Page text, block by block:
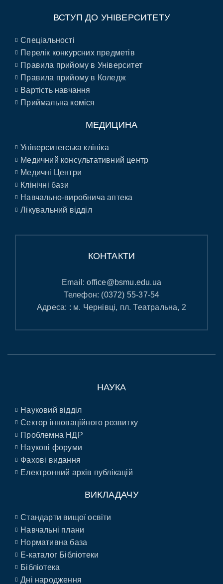
ВСТУП ДО УНІВЕРСИТЕТУ
Спеціальності
Перелік конкурсних предметів
Правила прийому в Університет
Правила прийому в Коледж
Вартість навчання
Приймальна коміся
МЕДИЦИНА
Університетська клініка
Медичний консультативний центр
Медичні Центри
Клінічні бази
Навчально-виробнича аптека
Лікувальний відділ
КОНТАКТИ
Email:office@bsmu.edu.ua
Телефон: (0372) 55-37-54
Адреса: : м. Чернівці, пл. Театральна, 2
НАУКА
Науковий відділ
Сектор інноваційного розвитку
Проблемна НДР
Наукові форуми
Фахові видання
Електронний архів публікацій
ВИКЛАДАЧУ
Стандарти вищої освіти
Навчальні плани
Нормативна база
E-каталог Бібліотеки
Бібліотека
Дні народження